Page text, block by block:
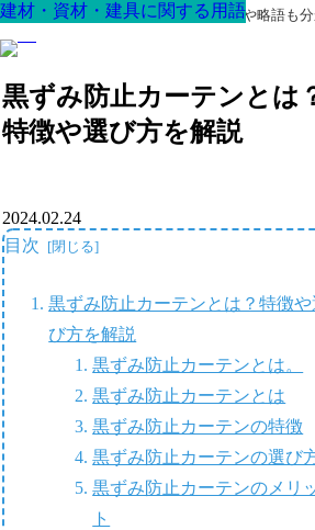
最高の家を作るための知識！専門用語や略語も分
黒ずみ防止カーテンとは
特徴や選び方を解説
建材・資材・建具に関する用語
2024.02.24
目次
黒ずみ防止カーテンとは？特徴や
び方を解説
黒ずみ防止カーテンとは。
黒ずみ防止カーテンとは
黒ずみ防止カーテンの特徴
黒ずみ防止カーテンの選び
黒ずみ防止カーテンのメリ
ト
建材・資材・建具に関する用語
建材・資材・建具に関する用語
建材・資材・建具に関する用語
建材・資材・建具に関する用語
建材・資材・建具に関する用語
建材・資材・建具に関する用語